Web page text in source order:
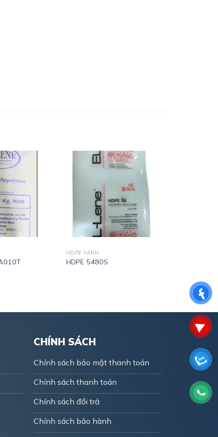
HDPE YARN
HDPE 5480S
CHÍNH SÁCH
Chính sách bảo mật thanh toán
Chính sách thanh toán
Chính sách đổi trả
Chính sách bảo hành